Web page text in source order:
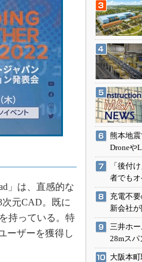
」は、直感的な
元CAD。既に
持っている。特
ーザーを獲得し
熊本地
Droneや
「後付
者でも
充電不
新会社
三井ホ
28mスパ
大阪本